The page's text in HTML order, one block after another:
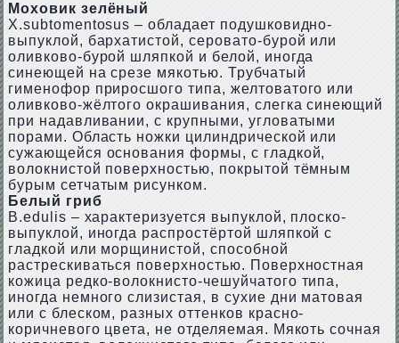
Моховик зелёный
X.subtоmеntоsus – обладает подушковидно-
выпуклой, бархатистой, серовато-бурой или
оливково-бурой шляпкой и белой, иногда
синеющей на срезе мякотью. Трубчатый
гименофор приросшого типа, желтоватого или
оливково-жёлтого окрашивания, слегка синеющий
при надавливании, с крупными, угловатыми
порами. Область ножки цилиндрической или
сужающейся основания формы, с гладкой,
волокнистой поверхностью, покрытой тёмным
бурым сетчатым рисунком.
Белый гриб
B.еdulis – характеризуется выпуклой, плоско-
выпуклой, иногда распростёртой шляпкой с
гладкой или морщинистой, способной
растрескиваться поверхностью. Поверхностная
кожица редко-волокнисто-чешуйчатого типа,
иногда немного слизистая, в сухие дни матовая
или с блеском, разных оттенков красно-
коричневого цвета, не отделяемая. Мякоть сочная